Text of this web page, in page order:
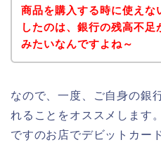
商品を購入する時に使えな
したのは、銀行の残高不足
みたいなんですよね～
なので、一度、ご自身の銀
れることをオススメします
ですのお店でデビットカー